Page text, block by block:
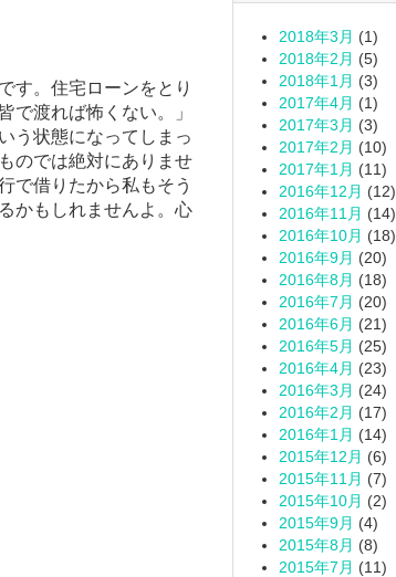
す。住宅ローンをとり
で渡れば怖くない。」
う状態になってしまっ
のでは絶対にありませ
で借りたから私もそう
かもしれませんよ。心
2018年3月 (1)
2018年2月 (5)
2018年1月 (3)
2017年4月 (1)
2017年3月 (3)
2017年2月 (10)
2017年1月 (11)
2016年12月 (12)
2016年11月 (14)
2016年10月 (18)
2016年9月 (20)
2016年8月 (18)
2016年7月 (20)
2016年6月 (21)
2016年5月 (25)
2016年4月 (23)
2016年3月 (24)
2016年2月 (17)
2016年1月 (14)
2015年12月 (6)
2015年11月 (7)
2015年10月 (2)
2015年9月 (4)
2015年8月 (8)
2015年7月 (11)